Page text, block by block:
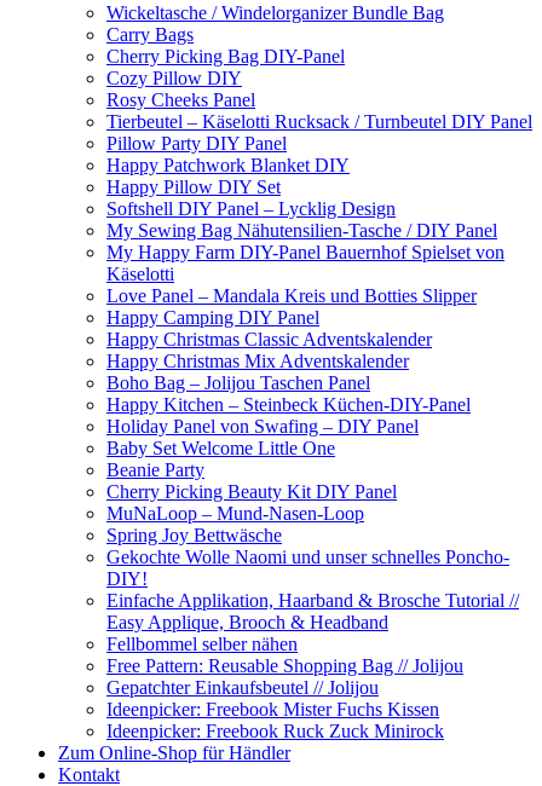
Wickeltasche / Windelorganizer Bundle Bag
Carry Bags
Cherry Picking Bag DIY-Panel
Cozy Pillow DIY
Rosy Cheeks Panel
Tierbeutel – Käselotti Rucksack / Turnbeutel DIY Panel
Pillow Party DIY Panel
Happy Patchwork Blanket DIY
Happy Pillow DIY Set
Softshell DIY Panel – Lycklig Design
My Sewing Bag Nähutensilien-Tasche / DIY Panel
My Happy Farm DIY-Panel Bauernhof Spielset von
Käselotti
Love Panel – Mandala Kreis und Botties Slipper
Happy Camping DIY Panel
Happy Christmas Classic Adventskalender
Happy Christmas Mix Adventskalender
Boho Bag – Jolijou Taschen Panel
Happy Kitchen – Steinbeck Küchen-DIY-Panel
Holiday Panel von Swafing – DIY Panel
Baby Set Welcome Little One
Beanie Party
Cherry Picking Beauty Kit DIY Panel
MuNaLoop – Mund-Nasen-Loop
Spring Joy Bettwäsche
Gekochte Wolle Naomi und unser schnelles Poncho-
DIY!
Einfache Applikation, Haarband & Brosche Tutorial //
Easy Applique, Brooch & Headband
Fellbommel selber nähen
Free Pattern: Reusable Shopping Bag // Jolijou
Gepatchter Einkaufsbeutel // Jolijou
Ideenpicker: Freebook Mister Fuchs Kissen
Ideenpicker: Freebook Ruck Zuck Minirock
Zum Online-Shop für Händler
Kontakt